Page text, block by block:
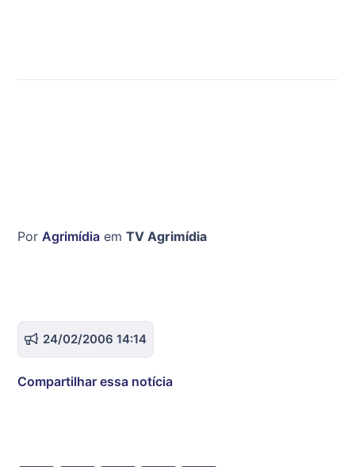
Por Agrimídia em TV Agrimídia
24/02/2006 14:14
Compartilhar essa notícia